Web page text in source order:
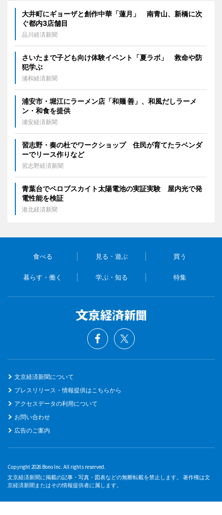
大井町にギョーザと創作中華「蓮月」 南青山、新橋に次
ぐ都内3店舗目
品川経済新聞
さいたまで子ども向け体験イベント「夏ラボ」 救命や防
犯学ぶ
浦和経済新聞
浦安市・堀江にラーメン店「和麺 善」、和風だしラーメ
ン・和食を提供
浦安経済新聞
習志野・奏の杜でワークショップ 住民が育てたラベンダ
ーでリース作りなど
習志野経済新聞
青葉台でペロブスカイト太陽電池の実証実験 屋内光で発
電性能を検証
港北経済新聞
食べる 見る・遊ぶ 買う
暮らす・働く 学ぶ・知る 特集
文京経済新聞について
プレスリリース・情報提供はこちらから
アクセスデータの利用について
お問い合わせ
広告のご案内
Copyright 2026 Bono Inc. All rights reserved.
文京経済新聞に掲載の記事・写真・図表などの無断転載を禁止します。 著作権は文
京経済新聞またはその情報提供者に属します。